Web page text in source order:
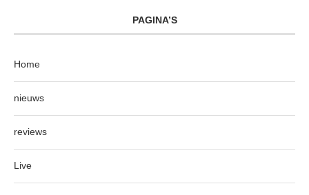
PAGINA’S
Home
nieuws
reviews
Live